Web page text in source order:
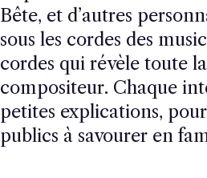
Bête, et d’autres
sous les cordes des
cordes qui révèle toute
compositeur. Chaque
petites explications,
publics à savourer en